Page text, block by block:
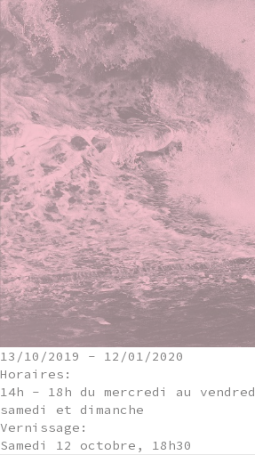
13/10/2019 - 12/01/2020
Horaires:
14h - 18h du mercredi au
samedi et dimanche
Vernissage:
Samedi 12 octobre, 18h30